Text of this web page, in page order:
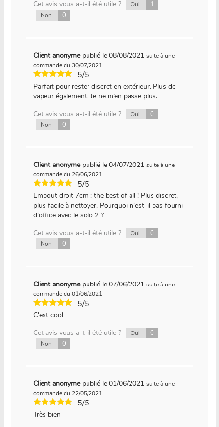
Cet avis vous a-t-il été utile ? Oui 1
Non 0
Client anonyme publié le 08/08/2021 suite à une
commande du 30/07/2021
5/5
Parfait pour rester discret en extérieur. Plus de
vapeur également. Je ne m’en passe plus.
Cet avis vous a-t-il été utile ?
Oui 0
Non 0
Client anonyme publié le 04/07/2021 suite à une
commande du 26/06/2021
5/5
Embout droit 7cm : the best of all ! Plus discret,
plus facile à nettoyer. Pourquoi n'est-il pas fourni
d'office avec le solo 2 ?
Cet avis vous a-t-il été utile ?
Oui 0
Non 0
Client anonyme publié le 07/06/2021 suite à une
commande du 01/06/2021
5/5
C'est cool
Cet avis vous a-t-il été utile ?
Oui 0
Non 0
Client anonyme publié le 01/06/2021 suite à une
commande du 22/05/2021
5/5
Très bien